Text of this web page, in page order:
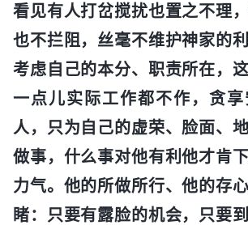
看见有人打岔搅扰也置之不理
也不拦阻，丝毫不维护神家的
考虑自己的本分、职责所在，
一点儿实际工作都不作，贪
人，只为自己的虚荣、脸面、
做事，什么事对他有利他才肯
力气。他的所做所行、他的存
睹：只要有露脸的机会，只要